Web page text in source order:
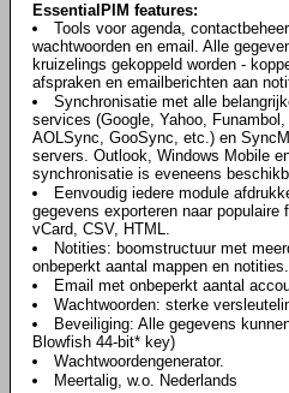
EssentialPIM features:
Tools voor agenda,
wachtwoorden en email. Alle
kruizelings gekoppeld worden -
afspraken en emailberichten aan
Synchronisatie met alle
services (Google, Yahoo,
AOLSync, GooSync, etc.) en
servers. Outlook, Windows Mobile
synchronisatie is eveneens
Eenvoudig iedere module
gegevens exporteren naar populaire
vCard, CSV, HTML.
Notities: boomstructuur met
onbeperkt aantal mappen en
Email met onbeperkt aantal
Wachtwoorden: sterke
Beveiliging: Alle gegevens
Blowfish 44-bit* key)
Wachtwoordengenerator.
Meertalig, w.o. Nederlands